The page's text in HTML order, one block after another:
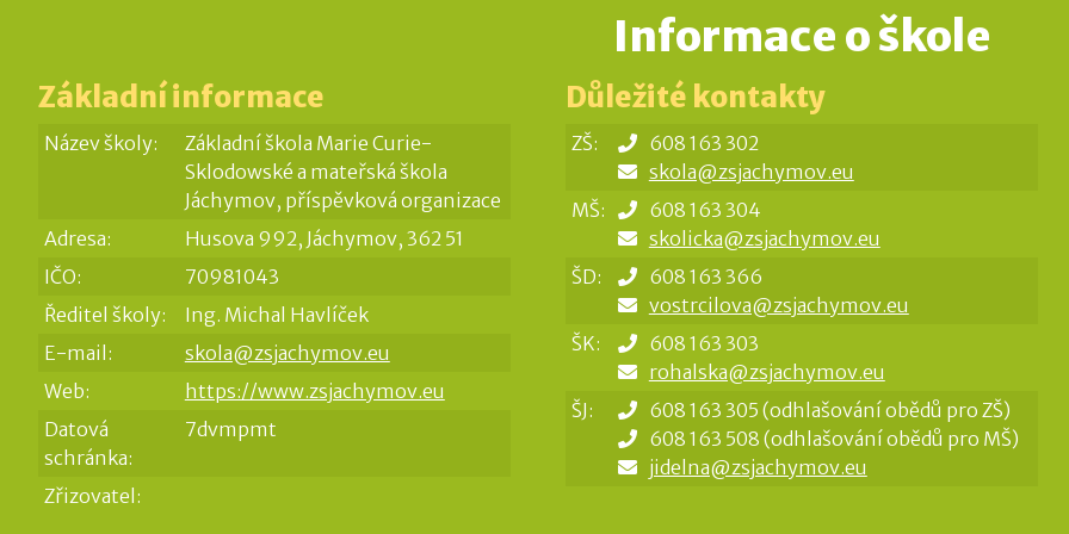
Informace o škole
Základní informace
Název školy:
Základní škola Marie Curie-
Sklodowské a mateřská škola
Jáchymov, příspěvková organizace
Adresa:
Husova 992, Jáchymov, 362 51
IČO:
70981043
Ředitel školy:
Ing. Michal Havlíček
E-mail:
skola@zsjachymov.eu
Web:
https://www.zsjachymov.eu
Datová
schránka:
7dvmpmt
Zřizovatel:
Důležité kontakty
ZŠ:
608 163 302
skola@zsjachymov.eu
MŠ:
608 163 304
skolicka@zsjachymov.eu
ŠD:
608 163 366
vostrcilova@zsjachymov.eu
ŠK:
608 163 303
rohalska@zsjachymov.eu
ŠJ:
608 163 305 (odhlašování obědů pro ZŠ)
608 163 508 (odhlašování obědů pro MŠ)
jidelna@zsjachymov.eu